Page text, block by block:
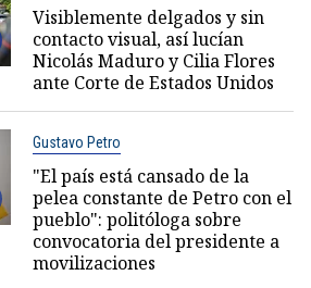
Visiblemente delgados y sin
contacto visual, así lucían
Nicolás Maduro y Cilia Flores
ante Corte de Estados Unidos
Gustavo Petro
"El país está cansado de la
pelea constante de Petro con el
pueblo": politóloga sobre
convocatoria del presidente a
movilizaciones